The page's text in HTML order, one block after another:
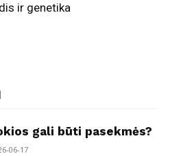
ir genetika
gali būti pasekmės?
06-17